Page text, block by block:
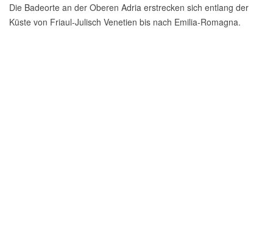
Die Badeorte an der Oberen Adria erstrecken sich entlang der
Küste von Friaul-Julisch Venetien bis nach Emilia-Romagna.